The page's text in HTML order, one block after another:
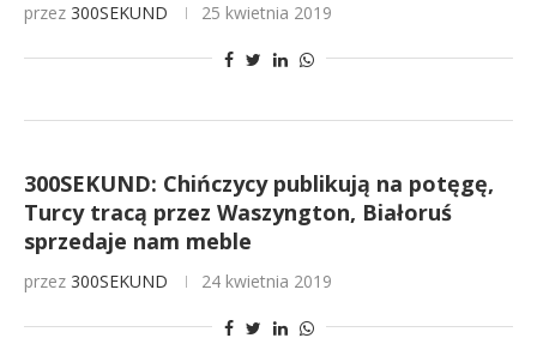
przez 300SEKUND 25 kwietnia 2019
300SEKUND: Chińczycy publikują na potęgę,
Turcy tracą przez Waszyngton, Białoruś
sprzedaje nam meble
przez 300SEKUND 24 kwietnia 2019